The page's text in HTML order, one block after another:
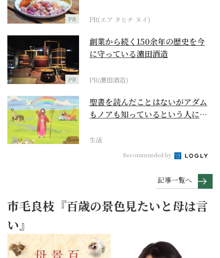
PR PR(エア タヒチ ヌイ)
PR
創業から続く150余年の歴史を今
に守っている濵田酒造
PR(濵田酒造)
聖書を読んだことはないがアダム
もノアも知っているという人に
生活
Recommended by
記事一覧へ
市毛良枝『百歳の景色見たいと母は言
い』